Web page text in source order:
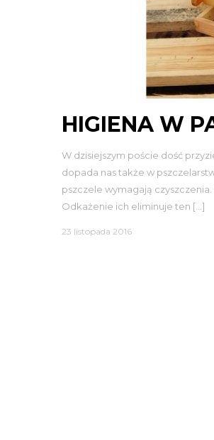
HIGIENA W
W dzisiejszym poście dość
dopada nas także w
pszczele wymagają
Odkażenie ich eliminuje ten […]
23 listopada 2016